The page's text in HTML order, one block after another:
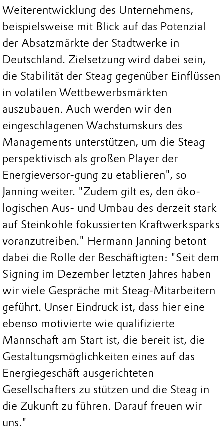
Weiterentwicklung des Unternehmens,
beispielsweise mit Blick auf das Potenzial
der Absatzmärkte der Stadtwerke in
Deutschland. Zielsetzung wird dabei sein,
die Stabilität der Steag gegenüber Einflüssen
in volatilen Wettbewerbsmärkten
auszubauen. Auch werden wir den
eingeschlagenen Wachstumskurs des
Managements unterstützen, um die Steag
perspektivisch als großen Player der
Energieversor-gung zu etablieren", so
Janning weiter. "Zudem gilt es, den öko-
logischen Aus- und Umbau des derzeit stark
auf Steinkohle fokussierten Kraftwerksparks
voranzutreiben." Hermann Janning betont
dabei die Rolle der Beschäftigten: "Seit dem
Signing im Dezember letzten Jahres haben
wir viele Gespräche mit Steag-Mitarbeitern
geführt. Unser Eindruck ist, dass hier eine
ebenso motivierte wie qualifizierte
Mannschaft am Start ist, die bereit ist, die
Gestaltungsmöglichkeiten eines auf das
Energiegeschäft ausgerichteten
Gesellschafters zu stützen und die Steag in
die Zukunft zu führen. Darauf freuen wir
uns."